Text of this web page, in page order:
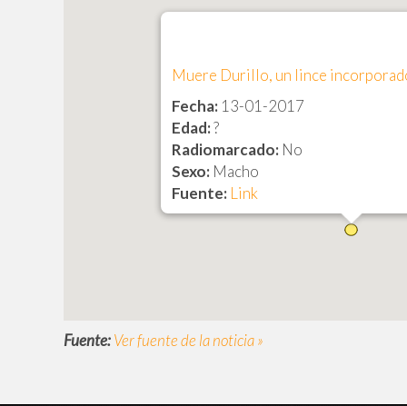
Muere Durillo, un lince
Fecha: 13-01-2017
Edad:?
Radiomarcado: No
Sexo: Macho
Fuente: Link
Fuente:Ver fuente de la noticia »